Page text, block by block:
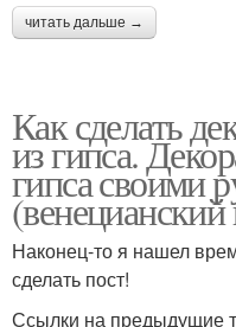
читать дальше →
Как сделать
из гипса.
гипса своими
Наконец-то я нашел
сделать пост!
Ссылки на предыдущие